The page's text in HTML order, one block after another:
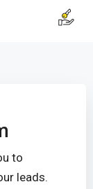
to
leads.